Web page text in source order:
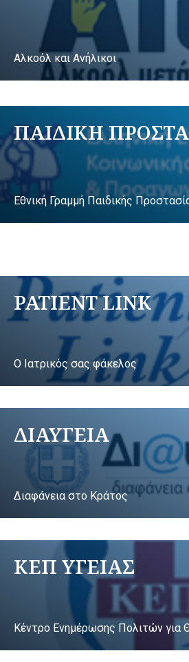
Αλκοόλ και Ανήλικοι
ΠΑΙΔΙΚΗ
Εθνική Γραμμή Παιδικής
PATIENT LINK
Ο Ιατρικός σας φάκελος
ΔΙΑΥΓΕΙΑ
Διαφάνεια στο Κράτος
ΚΕΠ ΥΓΕΙΑΣ
Κέντρο Ενημέρωσης Πολιτών για